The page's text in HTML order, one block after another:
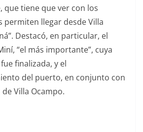
tiene que ver con los
permiten llegar desde Villa
Destacó, en particular, el
“el más importante”, cuya
finalizada, y el
del puerto, en conjunto con
Villa Ocampo.